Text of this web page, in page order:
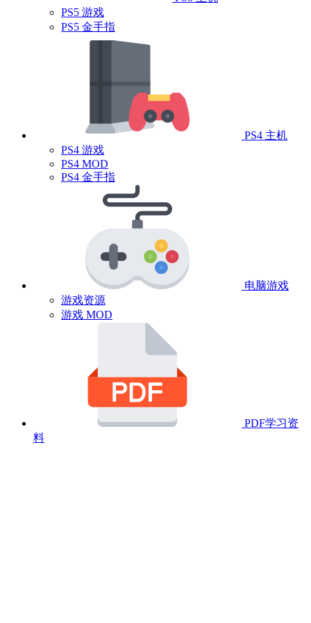
PS5 游戏
PS5 金手指
PS4 主机
PS4 游戏
PS4 MOD
PS4 金手指
电脑游戏
游戏资源
游戏 MOD
PDF学习资
料